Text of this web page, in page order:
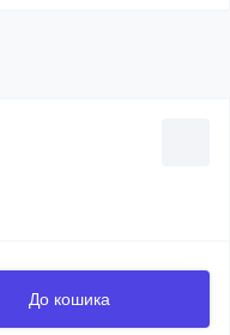
До кошика